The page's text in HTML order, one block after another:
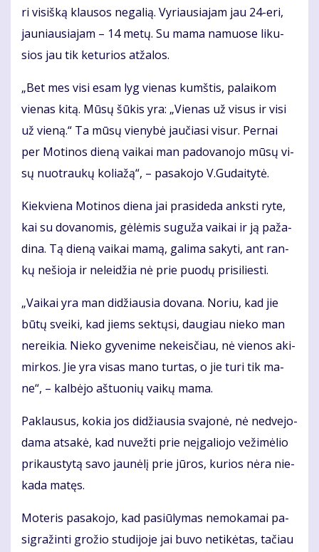
ri vi­siš­ką klau­sos ne­ga­lią. Vy­riau­sia­jam jau 24-eri,
jau­niau­sia­jam – 14 me­tų. Su ma­ma na­muo­se li­ku­
sios jau tik ke­tu­rios at­ža­los.
„Bet mes vi­si esam lyg vie­nas kumš­tis, pa­lai­kom
vie­nas ki­tą. Mū­sų šū­kis yra: „Vie­nas už vi­sus ir vi­si
už vie­ną.“ Ta mū­sų vie­ny­bė jau­čia­si vi­sur. Per­nai
per Mo­ti­nos die­ną vai­kai man pa­do­va­no­jo mū­sų vi­
sų nuo­trau­kų ko­lia­žą“, – pa­sa­ko­jo V.Gu­dai­ty­tė.
Kiek­vie­na Mo­ti­nos die­na jai pra­si­de­da anks­ti ry­te,
kai su do­va­no­mis, gė­lė­mis su­gu­ža vai­kai ir ją pa­ža­
di­na. Tą die­ną vai­kai ma­mą, ga­li­ma sa­ky­ti, ant ran­
kų ne­šio­ja ir ne­lei­džia nė prie puo­dų pri­si­lies­ti.
„Vai­kai yra man di­džiau­sia do­va­na. No­riu, kad jie
bū­tų svei­ki, kad jiems sek­tų­si, dau­giau nie­ko man
ne­rei­kia. Nie­ko gy­ve­ni­me ne­keis­čiau, nė vie­nos aki­
mir­kos. Jie yra vi­sas ma­no tur­tas, o jie tu­ri tik ma­
ne“, – kal­bė­jo aš­tuo­nių vai­kų ma­ma.
Pa­klau­sus, ko­kia jos di­džiau­sia sva­jo­nė, nė ne­dve­jo­
da­ma at­sa­kė, kad nu­vež­ti prie ne­įga­lio­jo ve­ži­mė­lio
pri­kaus­ty­tą sa­vo jau­nė­lį prie jū­ros, ku­rios nė­ra nie­
ka­da ma­tęs.
Mo­te­ris pa­sa­ko­jo, kad pa­siū­ly­mas ne­mo­ka­mai pa­
sig­ra­žin­ti gro­žio stu­di­jo­je jai bu­vo ne­ti­kė­tas, ta­čiau